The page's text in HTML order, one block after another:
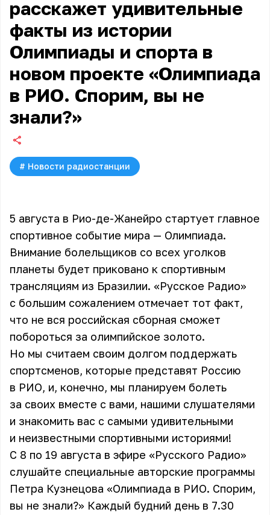
расскажет удивительные
факты из истории
Олимпиады и спорта в
новом проекте «Олимпиада
в РИО. Спорим, вы не
знали?»
# Новости радиостанции
5 августа в Рио-де-Жанейро стартует главное
спортивное событие мира — Олимпиада.
Внимание болельщиков со всех уголков
планеты будет приковано к спортивным
трансляциям из Бразилии. «Русское Радио»
с большим сожалением отмечает тот факт,
что не вся российская сборная сможет
побороться за олимпийское золото.
Но мы считаем своим долгом поддержать
спортсменов, которые представят Россию
в РИО, и, конечно, мы планируем болеть
за своих вместе с вами, нашими слушателями
и знакомить вас с самыми удивительными
и неизвестными спортивными историями!
С 8 по 19 августа в эфире «Русского Радио»
слушайте специальные авторские программы
Петра Кузнецова «Олимпиада в РИО. Спорим,
вы не знали?» Каждый будний день в 7.30